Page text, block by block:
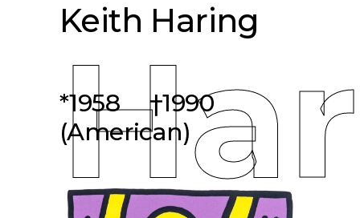
Keith Haring
*1958 †1990
(American)